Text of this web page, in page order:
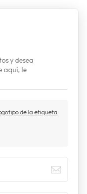
y desea
aquí, le
de la etiqueta